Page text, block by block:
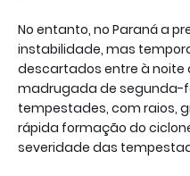
No entanto, no Paraná a
instabilidade, mas
descartados entre à noite
madrugada de segunda-
tempestades, com raios,
rápida formação do
severidade das